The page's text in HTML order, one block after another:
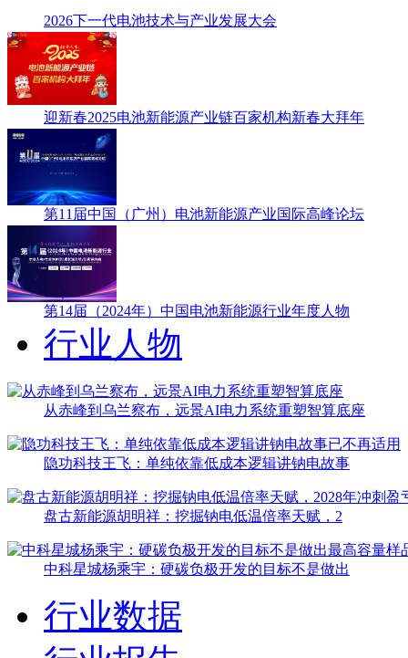
2026下一代电池技术与产业发展大会
迎新春2025电池新能源产业链百家机构新春大拜年
第11届中国（广州）电池新能源产业国际高峰论坛
第14届（2024年）中国电池新能源行业年度人物
行业人物
从赤峰到乌兰察布，远景AI电力系统重塑智算底座
隐功科技王飞：单纯依靠低成本逻辑讲钠电故事
盘古新能源胡明祥：挖掘钠电低温倍率天赋，2
中科星城杨乘宇：硬碳负极开发的目标不是做出
行业数据